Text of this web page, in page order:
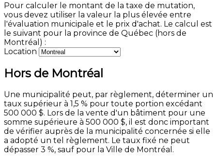
Pour calculer le montant de la taxe de mutation,
vous devez utiliser la valeur la plus élevée entre
l'évaluation municipale et le prix d'achat. Le calcul est
le suivant pour la province de Québec (hors de
Montréal) :
Location
Hors de Montréal
Une municipalité peut, par règlement, déterminer un
taux supérieur à 1,5 % pour toute portion excédant
500 000 $. Lors de la vente d'un bâtiment pour une
somme supérieure à 500 000 $, il est donc important
de vérifier auprès de la municipalité concernée si elle
a adopté un tel règlement. Le taux fixé ne peut
dépasser 3 %, sauf pour la Ville de Montréal.